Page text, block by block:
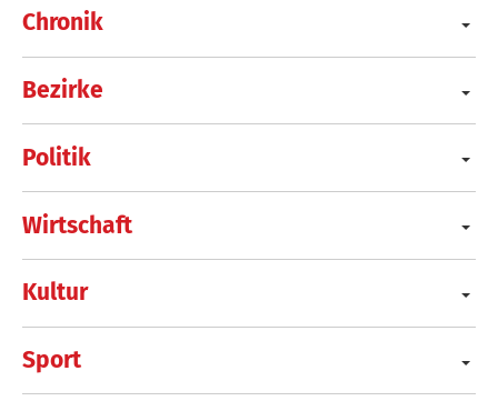
Chronik
Bezirke
Politik
Wirtschaft
Kultur
Sport